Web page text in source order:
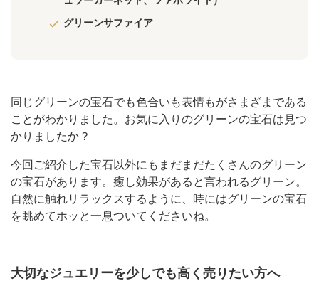
グリーンサファイア
同じグリーンの宝石でも色合いも表情もがさまざまである
ことがわかりました。お気に入りのグリーンの宝石は見つ
かりましたか？
今回ご紹介した宝石以外にもまだまだたくさんのグリーン
の宝石があります。癒し効果があると言われるグリーン。
自然に触れリラックスするように、時にはグリーンの宝石
を眺めてホッと一息ついてくださいね。
大切なジュエリーを少しでも高く売りたい方へ